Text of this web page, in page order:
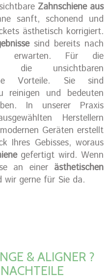
Zahnschiene aus
sanft, schonend und
ästhetisch korrigiert.
sind bereits nach
erwarten. Für die
die unsichtbaren
Vorteile. Sie sind
reinigen und bedeuten
In unserer Praxis
Herstellern
Geräten erstellt
Ihres Gebisses, woraus
gefertigt wird. Wenn
an einer ästhetischen
gerne für Sie da.
& ALIGNER ?